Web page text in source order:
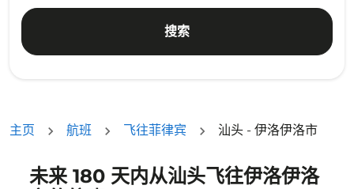
搜索
主页 航班 飞往菲律宾 汕头 - 伊洛伊洛市
未来 180 天内从汕头飞往伊洛伊洛
没有符合您的筛选条件的机票。请调整您的筛选条件。